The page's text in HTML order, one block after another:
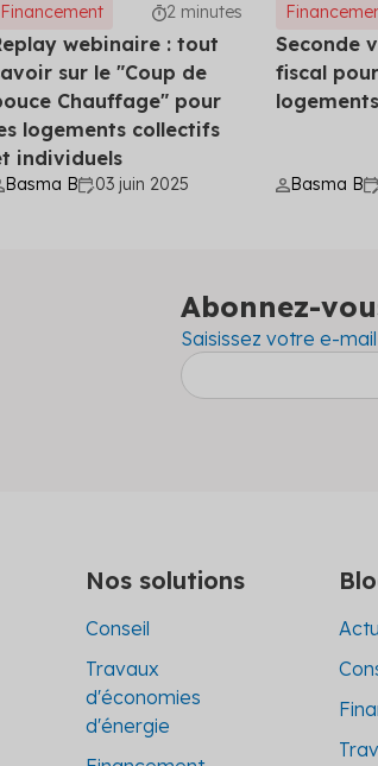
Financement 2 minutes
webinaire : tout
sur le "Coup de
Chauffage" pour
logements collectifs
individuels
Basma B 03 juin 2025
Seconde
fiscal
Basma B
Abonnez-
Saisissez votre e-mail
Nos solutions
Conseil
Travaux
d'économies
d'énergie